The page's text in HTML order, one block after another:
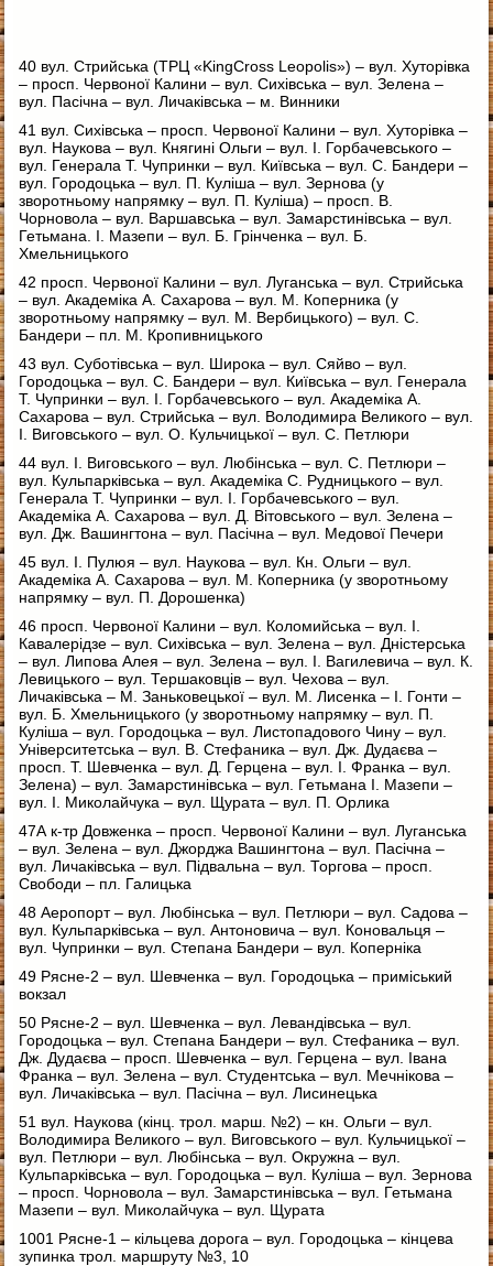
40 вул. Стрийська (ТРЦ «KingCross Leopolis») – вул. Хуторівка
– просп. Червоної Калини – вул. Сихівська – вул. Зелена –
вул. Пасічна – вул. Личаківська – м. Винники
41 вул. Сихівська – просп. Червоної Калини – вул. Хуторівка –
вул. Наукова – вул. Княгині Ольги – вул. І. Горбачевського –
вул. Генерала Т. Чупринки – вул. Київська – вул. С. Бандери –
вул. Городоцька – вул. П. Куліша – вул. Зернова (у
зворотньому напрямку – вул. П. Куліша) – просп. В.
Чорновола – вул. Варшавська – вул. Замарстинівська – вул.
Гетьмана. І. Мазепи – вул. Б. Грінченка – вул. Б.
Хмельницького
42 просп. Червоної Калини – вул. Луганська – вул. Стрийська
– вул. Академіка А. Сахарова – вул. М. Коперника (у
зворотньому напрямку – вул. М. Вербицького) – вул. С.
Бандери – пл. М. Кропивницького
43 вул. Суботівська – вул. Широка – вул. Сяйво – вул.
Городоцька – вул. С. Бандери – вул. Київська – вул. Генерала
Т. Чупринки – вул. І. Горбачевського – вул. Академіка А.
Сахарова – вул. Стрийська – вул. Володимира Великого – вул.
І. Виговського – вул. О. Кульчицької – вул. С. Петлюри
44 вул. І. Виговського – вул. Любінська – вул. С. Петлюри –
вул. Кульпарківська – вул. Академіка С. Рудницького – вул.
Генерала Т. Чупринки – вул. І. Горбачевського – вул.
Академіка А. Сахарова – вул. Д. Вітовського – вул. Зелена –
вул. Дж. Вашингтона – вул. Пасічна – вул. Медової Печери
45 вул. І. Пулюя – вул. Наукова – вул. Кн. Ольги – вул.
Академіка А. Сахарова – вул. М. Коперника (у зворотньому
напрямку – вул. П. Дорошенка)
46 просп. Червоної Калини – вул. Коломийська – вул. І.
Кавалерідзе – вул. Сихівська – вул. Зелена – вул. Дністерська
– вул. Липова Алея – вул. Зелена – вул. І. Вагилевича – вул. К.
Левицького – вул. Тершаковців – вул. Чехова – вул.
Личаківська – М. Заньковецької – вул. М. Лисенка – І. Гонти –
вул. Б. Хмельницького (у зворотньому напрямку – вул. П.
Куліша – вул. Городоцька – вул. Листопадового Чину – вул.
Університетська – вул. В. Стефаника – вул. Дж. Дудаєва –
просп. Т. Шевченка – вул. Д. Герцена – вул. І. Франка – вул.
Зелена) – вул. Замарстинівська – вул. Гетьмана І. Мазепи –
вул. І. Миколайчука – вул. Щурата – вул. П. Орлика
47А к-тр Довженка – просп. Червоної Калини – вул. Луганська
– вул. Зелена – вул. Джорджа Вашингтона – вул. Пасічна –
вул. Личаківська – вул. Підвальна – вул. Торгова – просп.
Свободи – пл. Галицька
48 Аеропорт – вул. Любінська – вул. Петлюри – вул. Садова –
вул. Кульпарківська – вул. Антоновича – вул. Коновальця –
вул. Чупринки – вул. Степана Бандери – вул. Коперніка
49 Рясне-2 – вул. Шевченка – вул. Городоцька – приміський
вокзал
50 Рясне-2 – вул. Шевченка – вул. Левандівська – вул.
Городоцька – вул. Степана Бандери – вул. Стефаника – вул.
Дж. Дудаєва – просп. Шевченка – вул. Герцена – вул. Івана
Франка – вул. Зелена – вул. Студентська – вул. Мечнікова –
вул. Личаківська – вул. Пасічна – вул. Лисинецька
51 вул. Наукова (кінц. трол. марш. №2) – кн. Ольги – вул.
Володимира Великого – вул. Виговського – вул. Кульчицької –
вул. Петлюри – вул. Любінська – вул. Окружна – вул.
Кульпарківська – вул. Городоцька – вул. Куліша – вул. Зернова
– просп. Чорновола – вул. Замарстинівська – вул. Гетьмана
Мазепи – вул. Миколайчука – вул. Щурата
1001 Рясне-1 – кільцева дорога – вул. Городоцька – кінцева
зупинка трол. маршруту №3, 10